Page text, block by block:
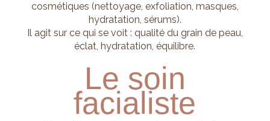
cosmétiques (nettoyage, exfoliation, masques,
hydratation, sérums).
Il agit sur ce qui se voit : qualité du grain de peau,
éclat, hydratation, équilibre.
Le soin
facialiste